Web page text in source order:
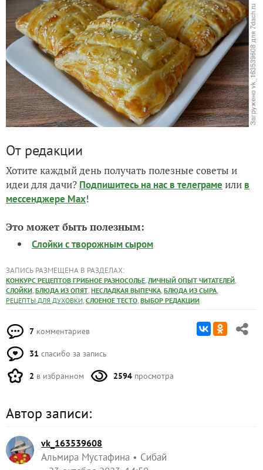
От редакции
Хотите каждый день получать полезные советы и
идеи для дачи? Подпишитесь на нас в телеграме или в
мессенджере Max!
Это может быть полезным:
Слойки с творожным сыром
ЗАПИСЬ РАЗМЕЩЕНА В РАЗДЕЛАХ:
КОНКУРС РЕЦЕПТОВ ГРИБНОЕ РАЗНОСОЛЬЕ, ЛИЧНЫЙ ОПЫТ ЧИТАТЕЛЕЙ,
СЛОЙКИ, БЛЮДА ИЗ ОПЯТ, НЕСЛАДКАЯ ВЫПЕЧКА, БЛЮДА ИЗ СЫРА,
РЕЦЕПТЫ ДЛЯ ДУХОВКИ, СЛОЕНОЕ ТЕСТО, ВЫБОР РЕДАКЦИИ
7 комментариев
31 спасибо за запись
2 в избранном 2594 просмотра
Автор записи:
vk_163539608
Альмира Мустафина
Сибай